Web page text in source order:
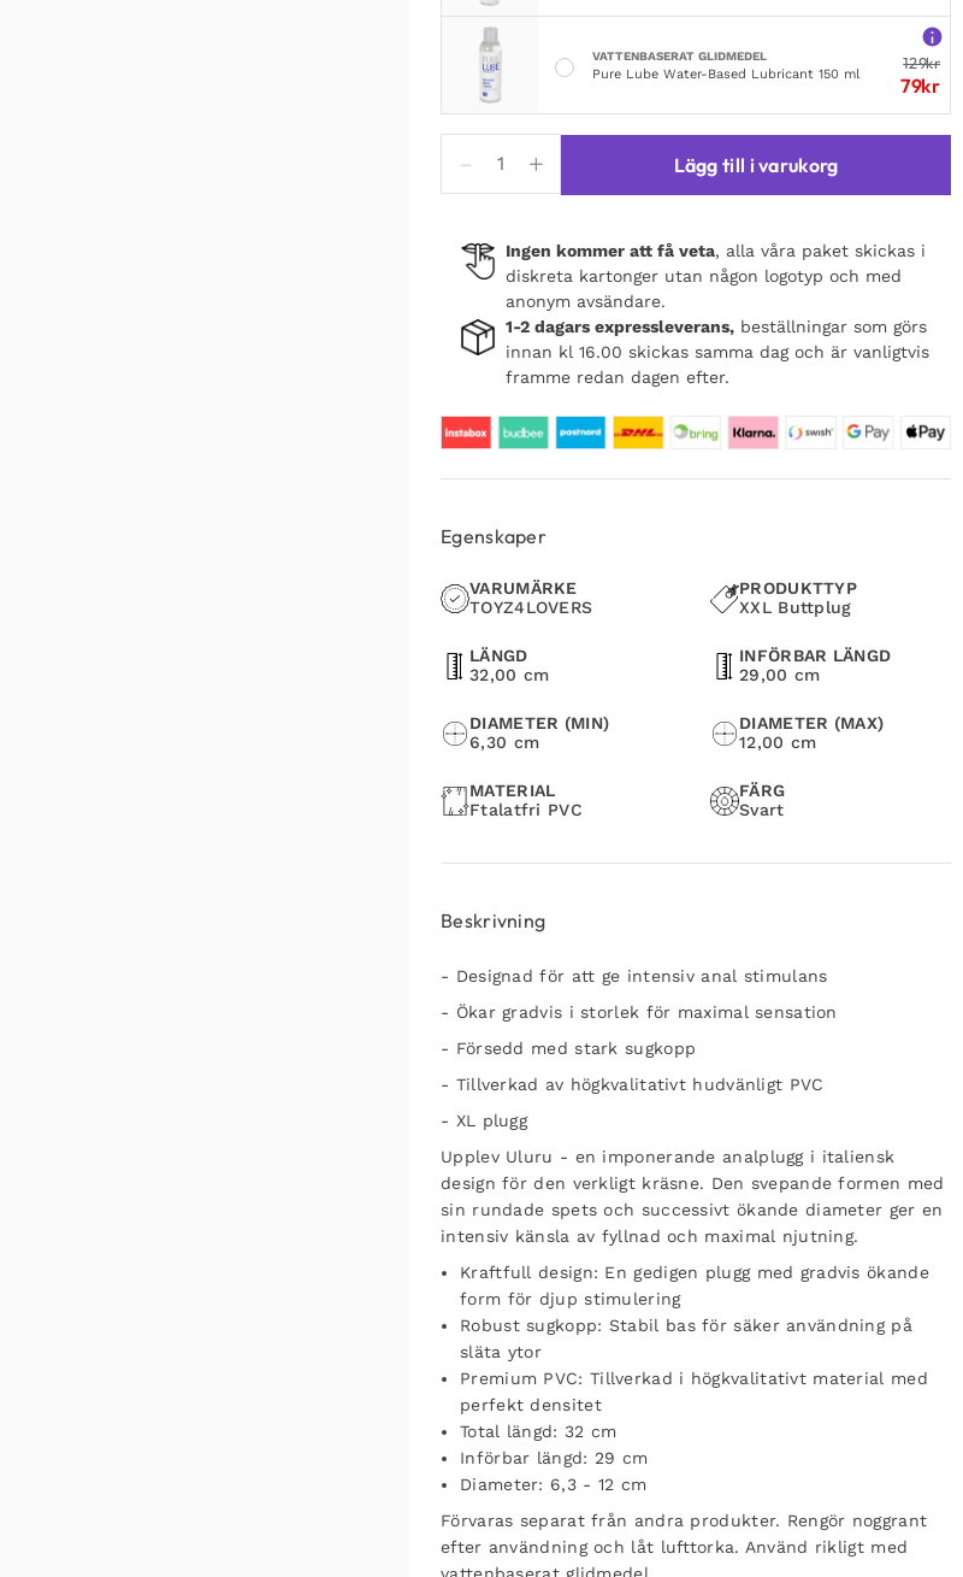
VATTENBASERAT GLIDMEDEL
Pure Lube Water-Based Lubricant 150 ml
129kr
79kr
Uluru
32
mängd
Lägg till i varukorg
Ingen kommer att få veta, alla våra paket skickas i
diskreta kartonger utan någon logotyp och med
anonym avsändare.
1-2 dagars expressleverans, beställningar som görs
innan kl 16.00 skickas samma dag och är vanligtvis
framme redan dagen efter.
Egenskaper
VARUMÄRKE
TOYZ4LOVERS
PRODUKTTYP
XXL Buttplug
LÄNGD
32,00 cm
INFÖRBAR LÄNGD
29,00 cm
DIAMETER (MIN)
6,30 cm
DIAMETER (MAX)
12,00 cm
MATERIAL
Ftalatfri PVC
FÄRG
Svart
Beskrivning
- Designad för att ge intensiv anal stimulans
- Ökar gradvis i storlek för maximal sensation
- Försedd med stark sugkopp
- Tillverkad av högkvalitativt hudvänligt PVC
- XL plugg
Upplev Uluru - en imponerande analplugg i italiensk
design för den verkligt kräsne. Den svepande formen med
sin rundade spets och successivt ökande diameter ger en
intensiv känsla av fyllnad och maximal njutning.
Kraftfull design: En gedigen plugg med gradvis ökande
form för djup stimulering
Robust sugkopp: Stabil bas för säker användning på
släta ytor
Premium PVC: Tillverkad i högkvalitativt material med
perfekt densitet
Total längd: 32 cm
Införbar längd: 29 cm
Diameter: 6,3 - 12 cm
Förvaras separat från andra produkter. Rengör noggrant
efter användning och låt lufttorka. Använd rikligt med